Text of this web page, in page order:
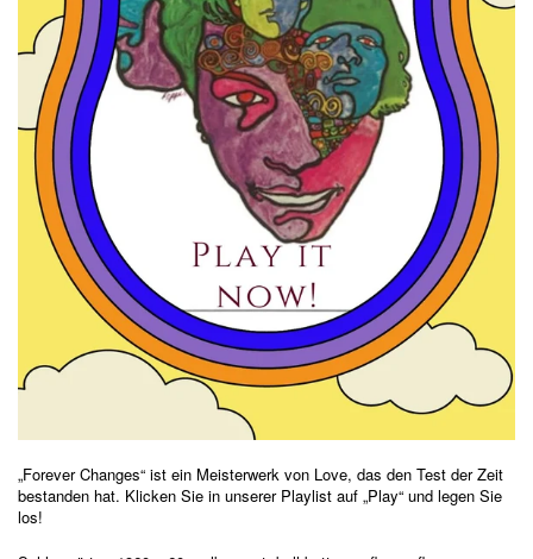
„Forever Changes“ ist ein Meisterwerk von Love, das den Test der Zeit
bestanden hat. Klicken Sie in unserer Playlist auf „Play“ und legen Sie
los!